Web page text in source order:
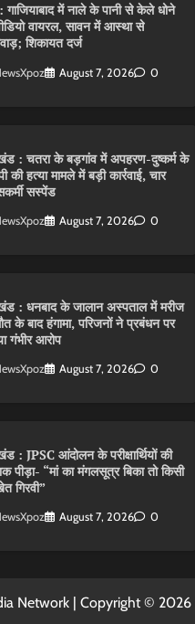
गाजियाबाद में नाले के पानी से केले धोने
वायरल, सावन में आस्था से
शिकायत दर्ज
August 7, 2026 0
: चतरा के बड़गांव में अपहरण-दुष्कर्म के
की हत्या मामले में बड़ी कार्रवाई, चार
सस्पेंड
August 7, 2026 0
: धनबाद के जालान अस्पताल में मरीज
के बाद हंगामा, परिजनों ने प्रबंधन पर
गंभीर आरोप
August 7, 2026 0
: JPSC आंदोलन के परीक्षार्थियों की
पीड़ा- “मां का मंगलसूत्र बिका तो किसी
गिरवी”
August 7, 2026 0
Network | Copyright © 2026